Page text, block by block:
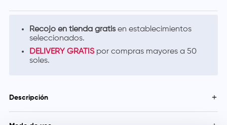
Recojo en tienda gratisen establecimientos
seleccionados.
DELIVERY GRATISpor compras mayores a 50
soles.
Descripción
Pedialyte® Max 60 es una bebida hidratante recomendado